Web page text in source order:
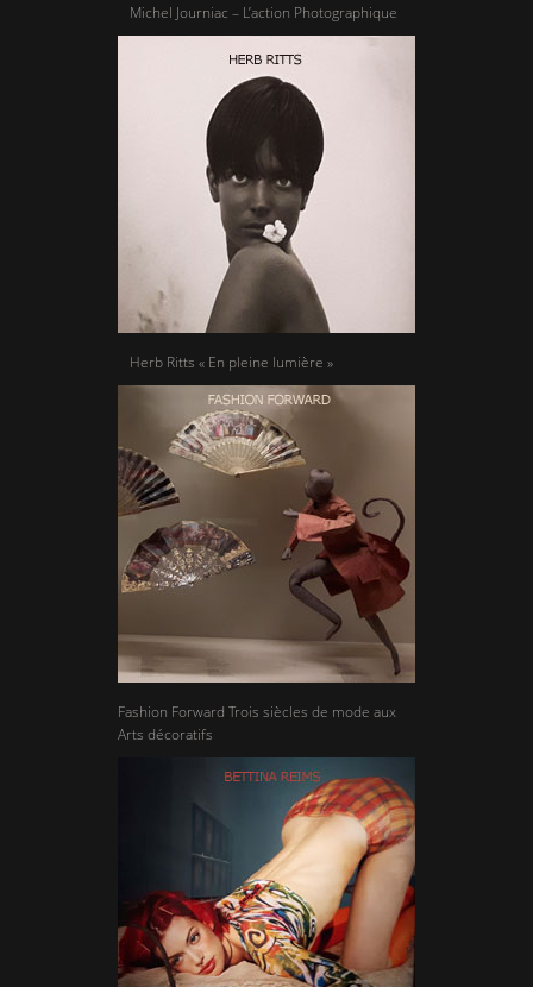
Michel Journiac – L’action Photographique
Herb Ritts « En pleine lumière »
Fashion Forward Trois siècles de mode aux
Arts décoratifs